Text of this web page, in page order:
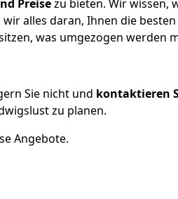
Preisezu bieten. Wir wissen,
alles daran, Ihnen die besten
was umgezogen werden
Sie nicht und kontaktieren
zu planen.
Angebote.